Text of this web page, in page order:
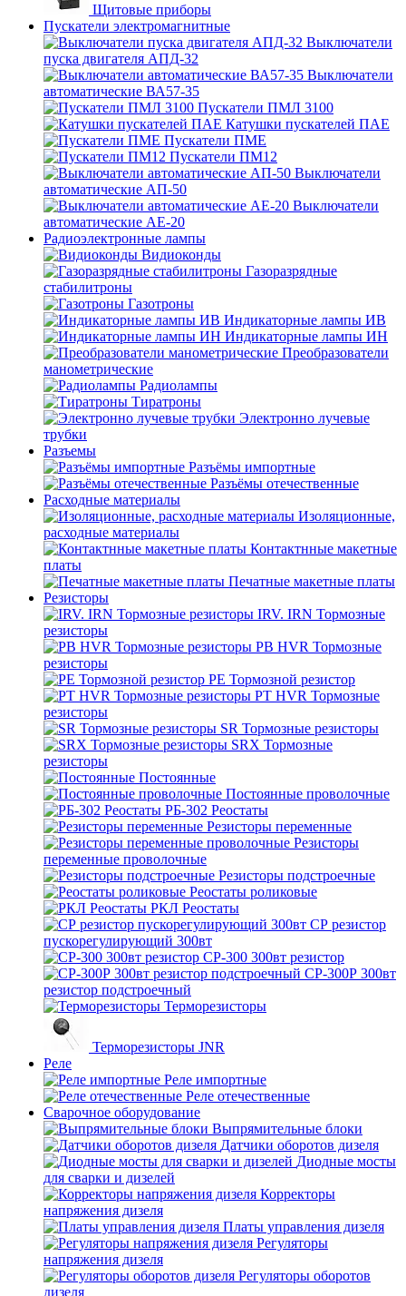
Щитовые приборы
Пускатели электромагнитные
Выключатели
пуска двигателя АПД-32
Выключатели
автоматические ВА57-35
Пускатели ПМЛ 3100
Катушки пускателей ПАЕ
Пускатели ПМЕ
Пускатели ПМ12
Выключатели
автоматические АП-50
Выключатели
автоматические АЕ-20
Радиоэлектронные лампы
Видиоконды
Газоразрядные
стабилитроны
Газотроны
Индикаторные лампы ИВ
Индикаторные лампы ИН
Преобразователи
манометрические
Радиолампы
Тиратроны
Электронно лучевые
трубки
Разъемы
Разъёмы импортные
Разъёмы отечественные
Расходные материалы
Изоляционные,
расходные материалы
Контактнные макетные
платы
Печатные макетные платы
Резисторы
IRV. IRN Тормозные
резисторы
PB HVR Тормозные
резисторы
PE Тормозной резистор
PT HVR Тормозные
резисторы
SR Тормозные резисторы
SRX Тормозные
резисторы
Постоянные
Постоянные проволочные
РБ-302 Реостаты
Резисторы переменные
Резисторы
переменные проволочные
Резисторы подстроечные
Реостаты роликовые
РКЛ Реостаты
СР резистор
пускорегулирующий 300вт
СР-300 300вт резистор
СР-300Р 300вт
резистор подстроечный
Терморезисторы
Терморезисторы JNR
Реле
Реле импортные
Реле отечественные
Сварочное оборудование
Выпрямительные блоки
Датчики оборотов дизеля
Диодные мосты
для сварки и дизелей
Корректоры
напряжения дизеля
Платы управления дизеля
Регуляторы
напряжения дизеля
Регуляторы оборотов
дизеля